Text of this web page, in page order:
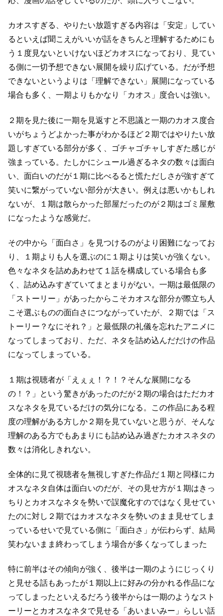
カオスすぎる、やりたい放題すぎる内容は「安定」してい
るといえば聞こえがいいが話をきちんと理解するためにも
う１度見ないといけないほどカオスになっており、
見てい
る側に一切予想できない展開を繰り広げている。 だが予想
できないというよりは「理解できない」展開になっている
場合も多く、 一期よりもかなり「カオス」度合いは強い。
２期を見た後に一期を見返すと不思議と一期のカオス度合
いがちょうどよかった事がわかるほど ２期ではやりたい放
題しすぎている部分が多く、ゴチャゴチャしすぎた感じが
強まっている。 たしかにシュール過ぎるネタの数々は面白
い、面白いのだが １期に比べるると慌ただしさが強すぎて
笑いに繋がっていない部分が大きい。 例えは悪いかもしれ
ないが、１期は散らかった部屋だったのが ２期はゴミ屋敷
になったような感覚だ。
その中から「面白さ」を見つけるのがより困難になってお
り、
１期よりも人を選ぶのに１期よりは笑いが強くない。
色々なネタを詰めあわせて１話を構成している場合も多
く、詰め込みすぎていてまとまりがない。 一期は最低限の
「ストーリー」があったからこそカオスな部分が際立ち 人
こそ選ぶものの面白さにつながっていたが、
２期では「ス
トーリー？なにそれ？」と最低限の礼儀を忘れたアニメに
なってしまっており、 ただ、ネタを詰め込んだだけの作品
になってしまっている。
１期は視聴者が「えぇぇ！？！？そんな展開になる
の！？」という驚きがあったのだが ２期の場合はただカオ
スなネタを見ているだけの気分になる。
この作品にある程
度の理解がある方しか２期を見ていないと思うが、 そんな
理解のある方でもあまりにも詰め込み過ぎたカオスネタの
数々は消化しきれない。
全体的に見て視聴者を無視しすぎた作品だ １期と同様にカ
オスなネタ自体は面白いのだが、 その見せ方が１期はきっ
ちりとカオスなネタを勢いで誤魔化すのではなく見せてい
たのに対し ２期ではカオスなネタを勢いのまま見せてしま
っているせいで見ている側に「面白さ」が伝わらず、結局
笑わないまま終わってしまう場合が多くなってしまった
特に前半はその傾向が強く、後半は一期のようにじっくり
と見せる話もあったが １期以上に好みの分かれる作品にな
ってしまったといえるだろう 後半からは一期のようなスト
ーリーとカオスなネタで見せる
「あいまいみー」らしい話